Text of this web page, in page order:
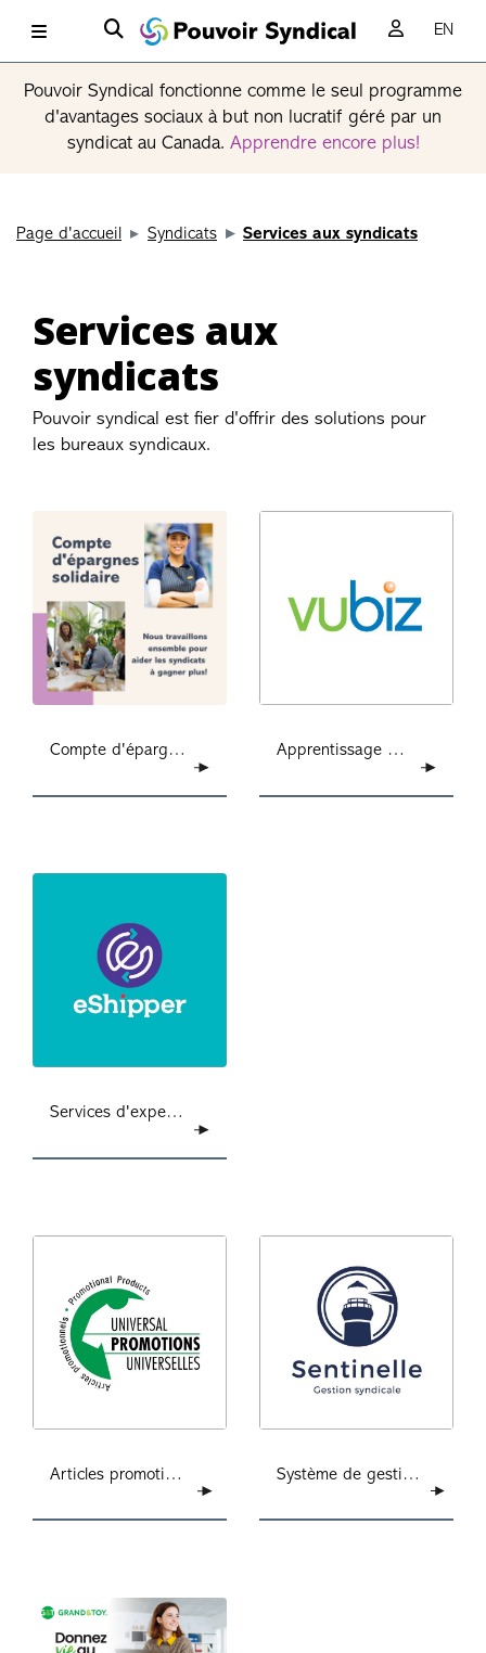
EN
Pouvoir Syndical fonctionne comme le seul programme
d'avantages sociaux à but non lucratif géré par un
syndicat au Canada. Apprendre encore plus!
Page d'accueil Syndicats Services aux syndicats
Services aux
syndicats
Pouvoir syndical est fier d'offrir des solutions pour
les bureaux syndicaux.
Compte d'épargnes solidaire Apprentissage en ligne
Services d'expedition
Articles promotionnels Système de gestion des membres